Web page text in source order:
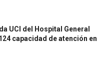
UCI del Hospital General
capacidad de atención en